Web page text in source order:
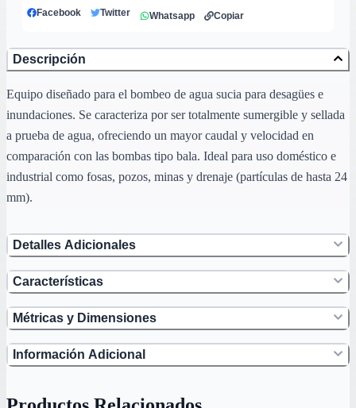
Facebook Twitter Whatsapp Copiar
Descripción
Equipo diseñado para el bombeo de agua sucia para desagües e
inundaciones. Se caracteriza por ser totalmente sumergible y sellada
a prueba de agua, ofreciendo un mayor caudal y velocidad en
comparación con las bombas tipo bala. Ideal para uso doméstico e
industrial como fosas, pozos, minas y drenaje (partículas de hasta 24
mm).
Detalles Adicionales
Características
Métricas y Dimensiones
Información Adicional